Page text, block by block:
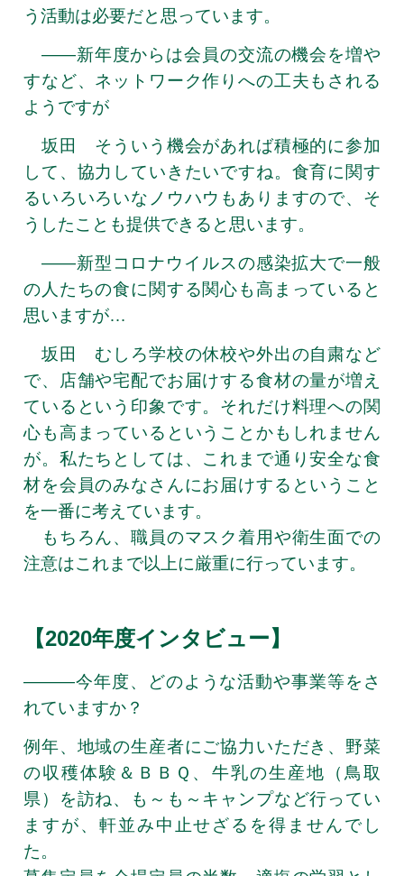
う活動は必要だと思っています。
――新年度からは会員の交流の機会を増や
すなど、ネットワーク作りへの工夫もされる
ようですが
坂田 そういう機会があれば積極的に参加
して、協力していきたいですね。食育に関す
るいろいろいなノウハウもありますので、そ
うしたことも提供できると思います。
――新型コロナウイルスの感染拡大で一般
の人たちの食に関する関心も高まっていると
思いますが…
坂田 むしろ学校の休校や外出の自粛など
で、店舗や宅配でお届けする食材の量が増え
ているという印象です。それだけ料理への関
心も高まっているということかもしれません
が。私たちとしては、これまで通り安全な食
材を会員のみなさんにお届けするということ
を一番に考えています。
もちろん、職員のマスク着用や衛生面での
注意はこれまで以上に厳重に行っています。
【2020年度インタビュー】
―――今年度、どのような活動や事業等をさ
れていますか？
例年、地域の生産者にご協力いただき、野菜
の収穫体験＆ＢＢＱ、牛乳の生産地（鳥取
県）を訪ね、も～も～キャンプなど行ってい
ますが、軒並み中止せざるを得ませんでし
た。